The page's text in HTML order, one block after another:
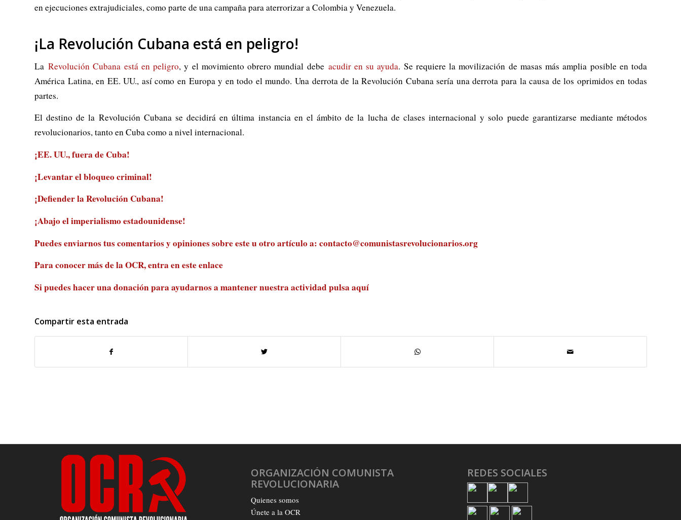
en ejecuciones extrajudiciales, como parte de una campaña para aterrorizar a Colombia y Venezuela.
¡La Revolución Cubana está en peligro!
La Revolución Cubana está en peligro, y el movimiento obrero mundial debeacudir en su ayuda. Se requiere la movilización de masas más amplia posible en toda
América Latina, en EE. UU., así como en Europa y en todo el mundo. Una derrota de la Revolución Cubana sería una derrota para la causa de los oprimidos en todas
partes.
El destino de la Revolución Cubana se decidirá en última instancia en el ámbito de la lucha de clases internacional y solo puede garantizarse mediante métodos
revolucionarios, tanto en Cuba como a nivel internacional.
¡EE. UU., fuera de Cuba!
¡Levantar el bloqueo criminal!
¡Defiender la Revolución Cubana!
¡Abajo el imperialismo estadounidense!
Puedes enviarnos tus comentarios y opiniones sobre este u otro artículo a: contacto@comunistasrevolucionarios.org
Para conocer más de la OCR, entra eneste enlace
Si puedes hacer una donación para ayudarnos a mantener nuestra actividad pulsa aquí
Compartir esta entrada
ORGANIZACIÓN COMUNISTA
REVOLUCIONARIA
Quienes somos
Únete a la OCR
REDES SOCIALES